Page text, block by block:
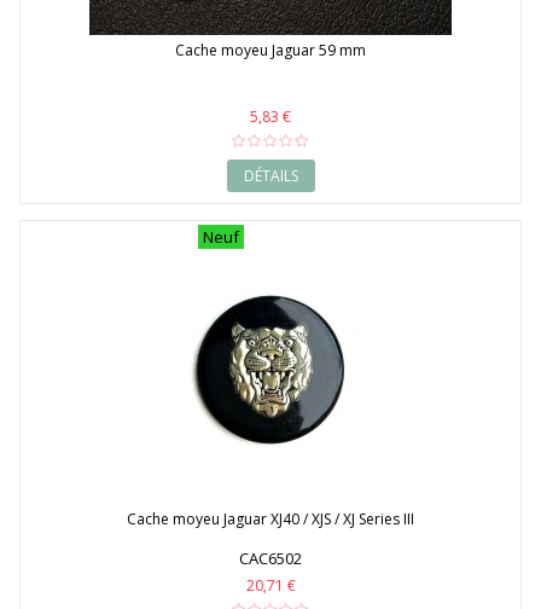
Cache moyeu Jaguar 59 mm
5,83 €
DÉTAILS
Neuf
Cache moyeu Jaguar XJ40 / XJS / XJ Series III
CAC6502
20,71 €